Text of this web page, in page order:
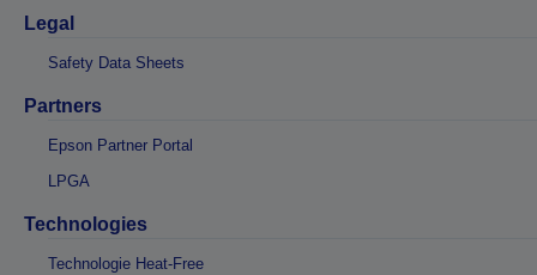
Legal
Safety Data Sheets
Partners
Epson Partner Portal
LPGA
Technologies
Technologie Heat-Free